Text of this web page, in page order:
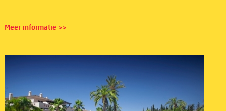
Meer informatie >>